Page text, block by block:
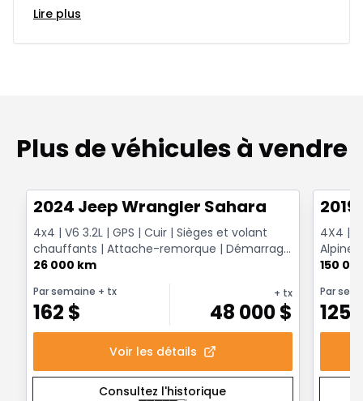
Lire plus
Plus de véhicules à vendre
2024 Jeep Wrangler Sahara
4x4 | V6 3.2L | GPS | Cuir | Sièges et volant
chauffants | Attache-remorque | Démarrage
à distance
26 000 km
Par semaine + tx
162 $
+ tx
48 000$
Voir les détails
Consultez l'historique
4X4 |
Alpine
150
Par
125